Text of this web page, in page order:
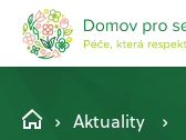
Aktuality